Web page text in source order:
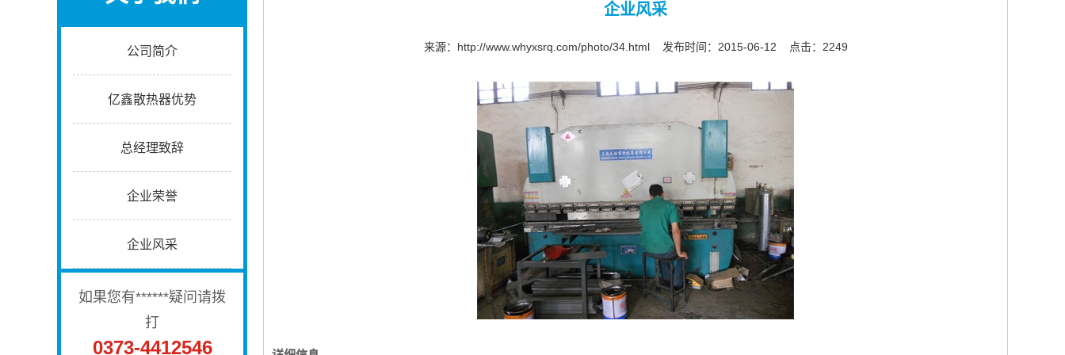
公司简介
亿鑫散热器优势
总经理致辞
企业荣誉
企业风采
如果您有******疑问请拨
打
0373-4412546
企业风采
来源： http://www.whyxsrq.com/photo/34.html 发布时间：2015-06-12 点击：2249